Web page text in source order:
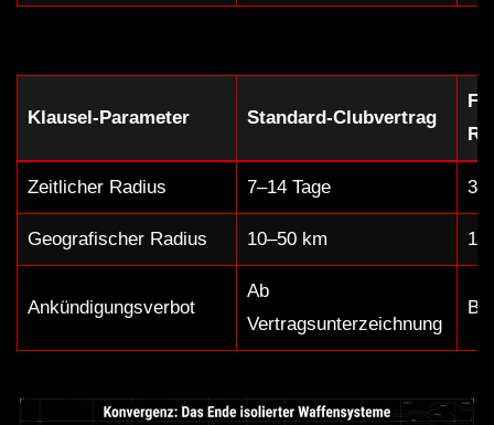
Klausel-Parameter Standard-Clubvertrag
Zeitlicher Radius 7–14 Tage
Geografischer Radius 10–50 km
Ankündigungsverbot
Ab
Vertragsunterzeichnung